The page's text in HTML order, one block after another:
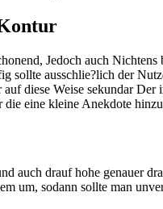
Jedoch auch
ausschlie?lich der
auf diese Weise sekundar
die eine kleine Anekdote
auch drauf hohe genauer
um, sodann sollte man